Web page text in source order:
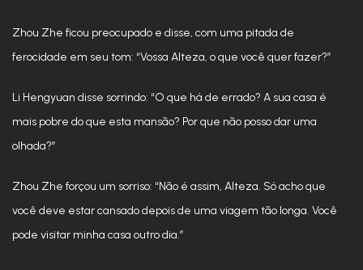
Zhou Zhe ficou preocupado e disse, com uma pitada de
ferocidade em seu tom: “Vossa Alteza, o que você quer fazer?”
Li Hengyuan disse sorrindo: “O que há de errado? A sua casa é
mais pobre do que esta mansão? Por que não posso dar uma
olhada?”
Zhou Zhe forçou um sorriso: “Não é assim, Alteza. Só acho que
você deve estar cansado depois de uma viagem tão longa. Você
pode visitar minha casa outro dia.”